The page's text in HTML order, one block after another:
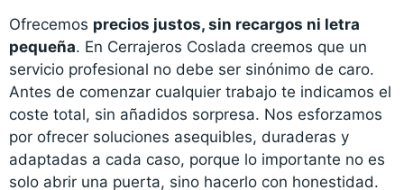
Ofrecemos precios justos, sin recargos ni letra
pequeña. En Cerrajeros Coslada creemos que un
servicio profesional no debe ser sinónimo de caro.
Antes de comenzar cualquier trabajo te indicamos el
coste total, sin añadidos sorpresa. Nos esforzamos
por ofrecer soluciones asequibles, duraderas y
adaptadas a cada caso, porque lo importante no es
solo abrir una puerta, sino hacerlo con honestidad.